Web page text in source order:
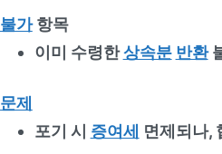
불가항목
이미 수령한상속분 반환
문제
포기 시 증여세 면제되나,